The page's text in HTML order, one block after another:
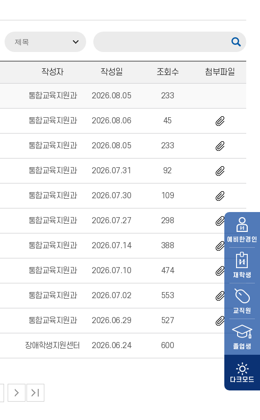
예비 한경인
재학생
교직원
졸업생
작성자 작성일 조회수 첨부파일
통합교육지원과 2026.08.05 233
통합교육지원과 2026.08.06 45
통합교육지원과 2026.08.05 233
통합교육지원과 2026.07.31 92
통합교육지원과 2026.07.30 109
통합교육지원과 2026.07.27 298
통합교육지원과 2026.07.14 388
통합교육지원과 2026.07.10 474
통합교육지원과 2026.07.02 553
통합교육지원과 2026.06.29 527
장애학생지원센터 2026.06.24 600